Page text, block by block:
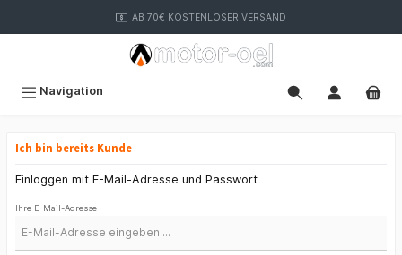
AB 70€ KOSTENLOSER VERSAND
Navigation
Ich bin bereits Kunde
Einloggen mit E-Mail-Adresse und Passwort
Ihre E-Mail-Adresse